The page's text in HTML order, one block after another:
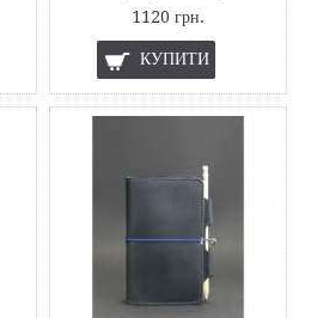
1120 грн.
КУПИТИ